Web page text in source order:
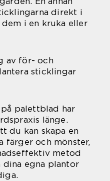
direkt i
i en kruka eller
av för- och
sticklingar
palettblad har
länge.
du kan skapa en
färger och mönster,
metod
egna plantor